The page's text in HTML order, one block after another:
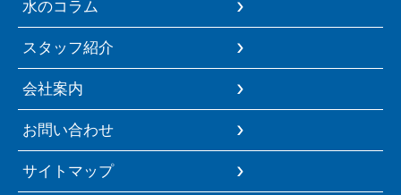
水のコラム
スタッフ紹介
会社案内
お問い合わせ
サイトマップ